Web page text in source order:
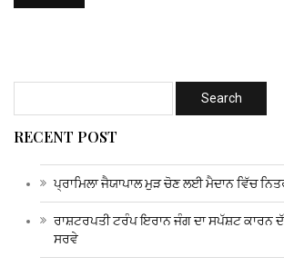
RECENT POST
ਪ੍ਰਾਮਿਲਾ ਜੈਯਾਪਾਲ ਮੁੜ ਚੋਣ ਲਈ ਮੈਦਾਨ ਵਿੱਚ
ਰਾਸ਼ਟਰਪਤੀ ਟਰੰਪ ਇਰਾਨ ਜੰਗ ਦਾ ਸਪੱਸ਼ਟ ਕਾਰਨ
ਸਰਵੇ